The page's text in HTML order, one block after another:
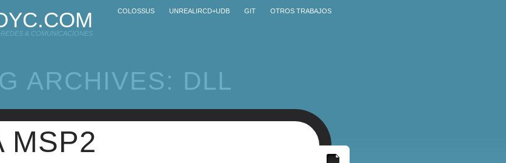
REDES & COMUNICACIONES
COLOSSUS UNREALIRCD+UDB GIT OTROS TRABAJOS
ARCHIVES: DLL
MSP2